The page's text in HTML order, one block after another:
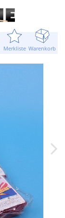
Merkliste Warenkorb